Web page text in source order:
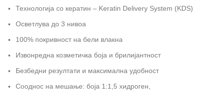
Технологија со кератин – Keratin Delivery System (KDS)
Осветлува до 3 нивоа
100% покривност на бели влакна
Извонредна козметичка боја и брилијантност
Безбедни резултати и максимална удобност
Сооднос на мешање: боја 1:1,5 хидроген,